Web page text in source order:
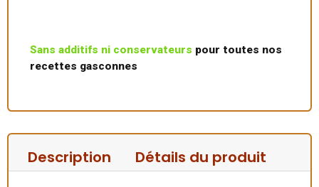
Sans additifs ni conservateurs pour toutes nos
recettes gasconnes
Description Détails du produit